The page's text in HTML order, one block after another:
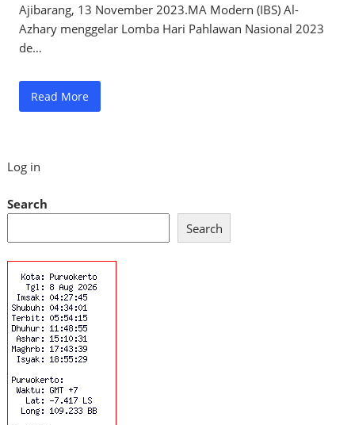
Ajibarang, 13 November 2023.MA Modern (IBS) Al-
Azhary menggelar Lomba Hari Pahlawan Nasional 2023
de…
Read More
Log in
Search
Search